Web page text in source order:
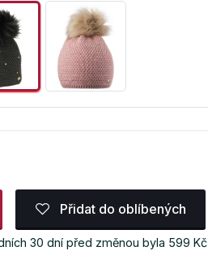
Přidat do oblíbených
30 dní před změnou byla 599 Kč